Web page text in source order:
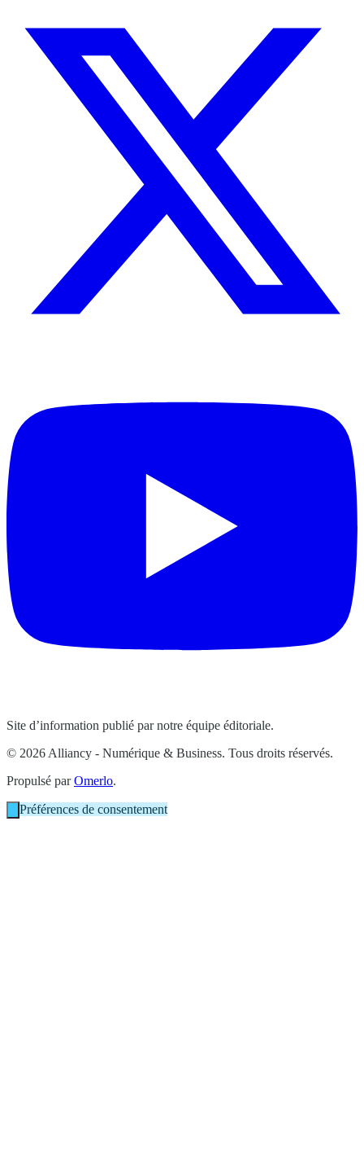
Site d’information publié par notre équipe éditoriale.
© 2026 Alliancy - Numérique & Business. Tous droits réservés.
Propulsé parOmerlo.
Préférences de consentement